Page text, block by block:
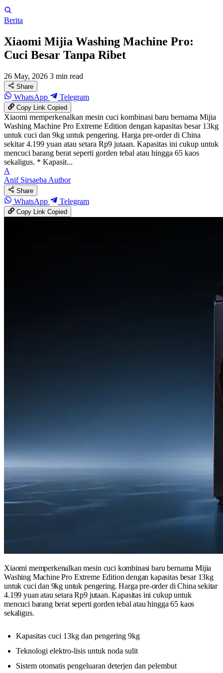
Berita
Xiaomi Mijia Washing Machine Pro:
Cuci Besar Tanpa Ribet
26 May, 2026 3 min read
Share
WhatsApp Telegram
Copy LinkCopied
Xiaomi memperkenalkan mesin cuci kombinasi baru bernama Mijia
Washing Machine Pro Extreme Edition dengan kapasitas besar 13kg
untuk cuci dan 9kg untuk pengering. Harga pre-order di China
sekitar 4.199 yuan atau setara Rp9 jutaan. Kapasitas ini cukup untuk
mencuci barang berat seperti gorden tebal atau hingga 65 kaos
sekaligus. * Kapasit...
A
Anif SirsaebaAuthor
Share
WhatsApp Telegram
Copy LinkCopied
Xiaomi memperkenalkan mesin cuci kombinasi baru bernama Mijia
Washing Machine Pro Extreme Edition dengan kapasitas besar 13kg
untuk cuci dan 9kg untuk pengering. Harga pre-order di China sekitar
4.199 yuan atau setara Rp9 jutaan. Kapasitas ini cukup untuk
mencuci barang berat seperti gorden tebal atau hingga 65 kaos
sekaligus.
Kapasitas cuci 13kg dan pengering 9kg
Teknologi elektro-lisis untuk noda sulit
Sistem otomatis pengeluaran deterjen dan pelembut